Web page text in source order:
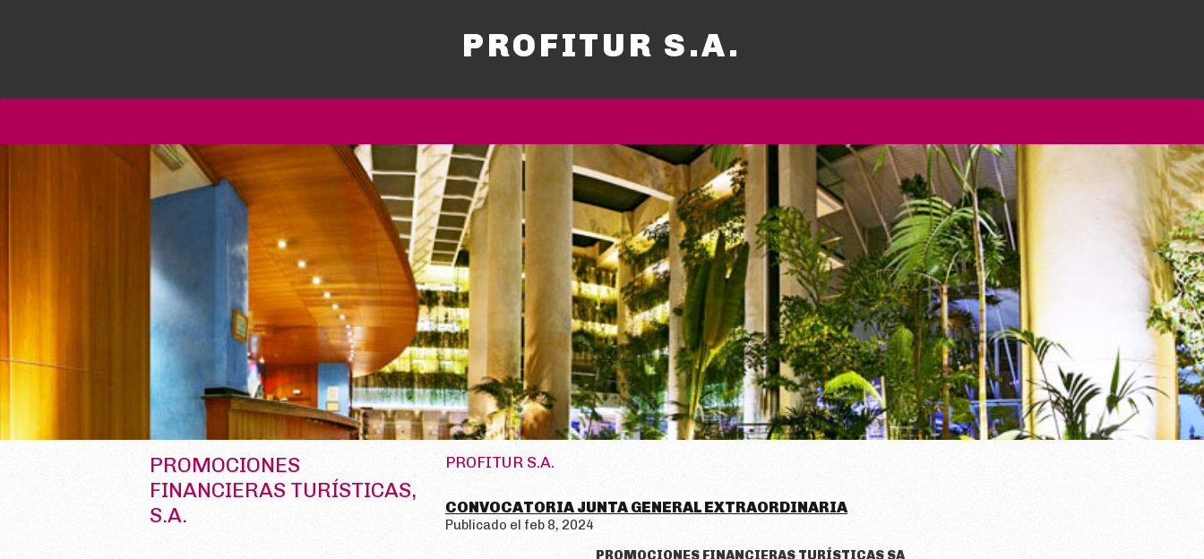
PROFITUR S.A.
PROFITUR S.A.
CONVOCATORIA JUNTA GENERAL EXTRAORDINARIA
Publicado el feb 8, 2024
PROMOCIONES FINANCIERAS TURÍSTICAS SA
PROMOCIONES
FINANCIERAS TURÍSTICAS,
S.A.